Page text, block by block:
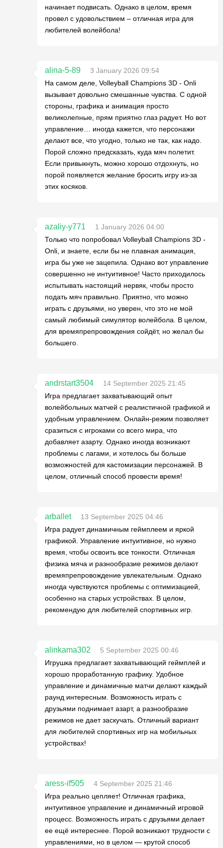
начинает подвисать. Однако в целом, время
провел с удовольствием – отличная игра для
любителей волейбола!
alina-5-89
3 January 2026 09:54
На самом деле, Volleyball Champions 3D - Onli
вызывает довольно смешанные чувства. С одной
стороны, графика и анимация просто
великолепные, прям приятно глаз радует. Но вот
управление… иногда кажется, что персонажи
делают все, что угодно, только не так, как надо.
Порой сложно предсказать, куда мяч полетит.
Если привыкнуть, можно хорошо отдохнуть, но
порой появляется желание бросить игру из-за
этих косяков.
azaliy-y771
1 January 2026 04:00
Только что попробовал Volleyball Champions 3D -
Onli, и знаете, если бы не плавная анимация,
игра бы уже не зацепила. Однако вот управление
совершенно не интуитивное! Часто приходилось
испытывать настоящий нервяк, чтобы просто
подать мяч правильно. Приятно, что можно
играть с друзьями, но уверен, что это не мой
самый любимый симулятор волейбола. В целом,
для времяпрепровождения сойдёт, но желал бы
большего.
andrstart3504
14 September 2025 21:45
Игра предлагает захватывающий опыт
волейбольных матчей с реалистичной графикой и
удобным управлением. Онлайн-режим позволяет
сразиться с игроками со всего мира, что
добавляет азарту. Однако иногда возникают
проблемы с лагами, и хотелось бы больше
возможностей для кастомизации персонажей. В
целом, отличный способ провести время!
arballet
13 September 2025 04:46
Игра радует динамичным геймплеем и яркой
графикой. Управление интуитивное, но нужно
время, чтобы освоить все тонкости. Отличная
физика мяча и разнообразие режимов делают
времяпрепровождение увлекательным. Однако
иногда чувствуются проблемы с оптимизацией,
особенно на старых устройствах. В целом,
рекомендую для любителей спортивных игр.
alinkama302
5 September 2025 00:46
Игрушка предлагает захватывающий геймплей и
хорошо проработанную графику. Удобное
управление и динамичные матчи делают каждый
раунд интересным. Возможность играть с
друзьями поднимает азарт, а разнообразие
режимов не дает заскучать. Отличный вариант
для любителей спортивных игр на мобильных
устройствах!
aress-if505
4 September 2025 21:46
Игра реально цепляет! Отличная графика,
интуитивное управление и динамичный игровой
процесс. Возможность играть с друзьями делает
ее ещё интереснее. Порой возникают трудности с
управлениями, но в целом — крутой способ